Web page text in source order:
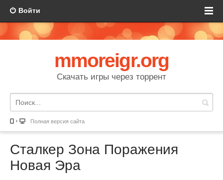
Войти
mmoreigr.org
Скачать игры через торрент
Полная версия сайта
Сталкер Зона Поражения
Новая Эра